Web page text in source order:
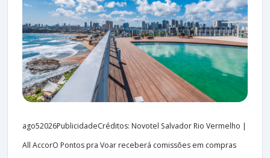
ago52026PublicidadeCréditos: Novotel Salvador Rio Vermelho |
All AccorO Pontos pra Voar receberá comissões em compras